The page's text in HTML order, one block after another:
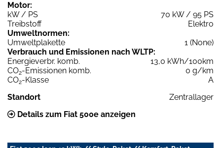
Motor:
kW / PS
70 kW / 95 PS
Treibstoff
Elektro
Umweltnormen:
Umweltplakette
1 (None)
Verbrauch und Emissionen nach WLTP:
Energieverbr. komb.
13,0 kWh/100km
CO2-Emissionen komb.
0 g/km
CO2-Klasse
A
Standort
Zentrallager
Details zum Fiat 500e anzeigen